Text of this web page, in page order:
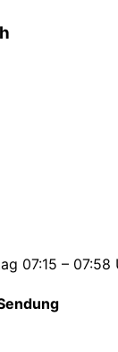
07:15 – 07:58